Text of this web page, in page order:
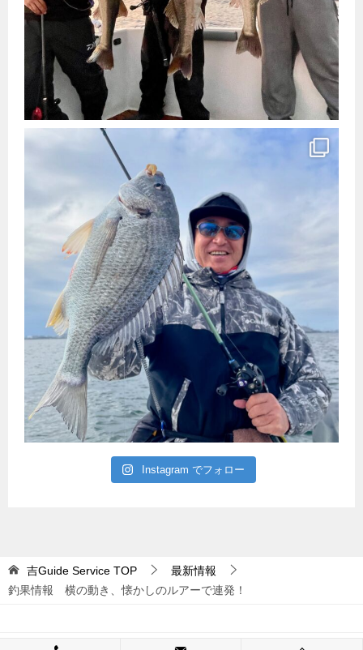
Instagram でフォロー
吉Guide Service TOP
最新情報
釣果情報 横の動き、懐かしのルアーで連発！